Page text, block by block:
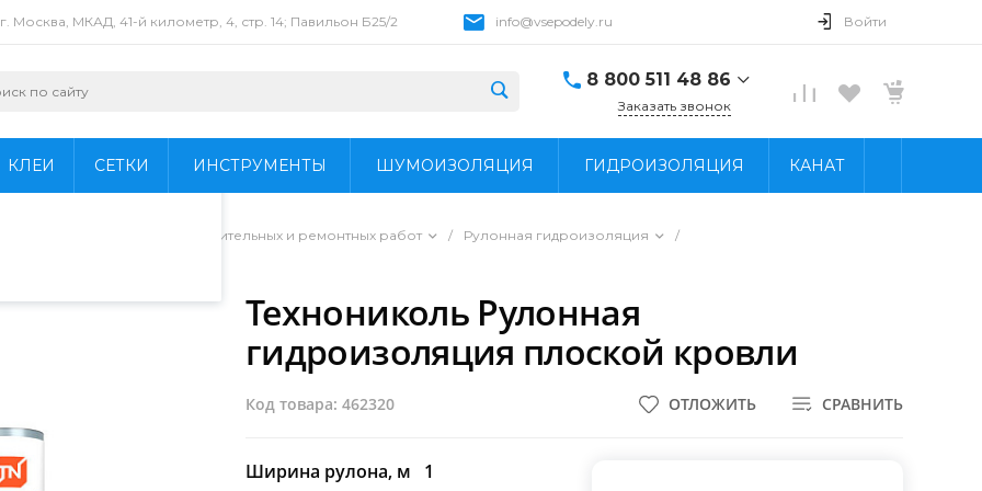
и
.
г. Москва, МКАД, 41-й километр, 4, стр. 14; Павильон Б25/2 info@vsepodely.ru Войти
8 800 511 48 86
г. Москва, МКАД, 41-
14; Павильон Б25/2
info@vsepodely.ru
Заказать звонок
КЛЕИ СЕТКИ ИНСТРУМЕНТЫ ШУМОИЗОЛЯЦИЯ ГИДРОИЗОЛЯЦИЯ КАНАТ
Гидроизоляция для строительных и ремонтных работ / Рулонная гидроизоляция
/
Технониколь Рулонная
гидроизоляция плоской кровли
Код товара: 462320 СРАВНИТЬ
ОТЛОЖИТЬ
Ширина рулона, м 1